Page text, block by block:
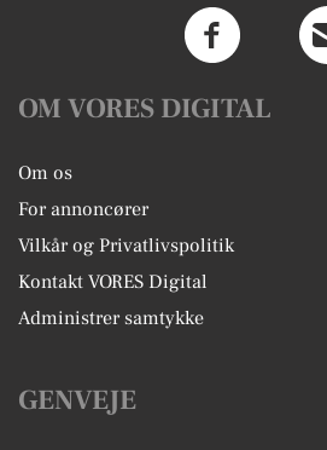
OM VORES DIGITAL
Om os
For annoncører
Vilkår og Privatlivspolitik
Kontakt VORES Digital
Administrer samtykke
GENVEJE